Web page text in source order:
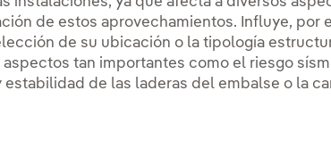
sector
de estos aprovechamientos. Influye, por
de su ubicación o la tipología
tan importantes como el riesgo
estabilidad de las laderas del embalse o la